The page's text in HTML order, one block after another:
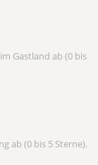
Gastland ab (0 bis
ab (0 bis 5 Sterne).